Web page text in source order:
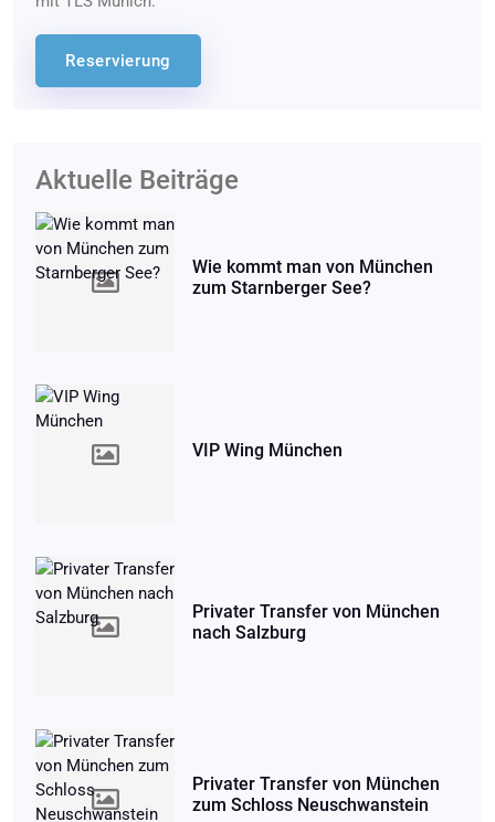
Reservierung
Aktuelle Beiträge
Wie kommt man von München
zum Starnberger See?
VIP Wing München
Privater Transfer von München
nach Salzburg
Privater Transfer von München
zum Schloss Neuschwanstein